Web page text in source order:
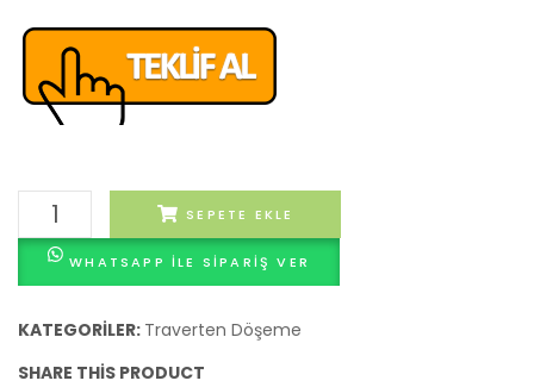
60x160x3
CM
Traverten
Honlu
SEPETE EKLE
WHATSAPP ILE SIPARIŞ VER
KATEGORILER: Traverten Döşeme
SHARE THIS PRODUCT